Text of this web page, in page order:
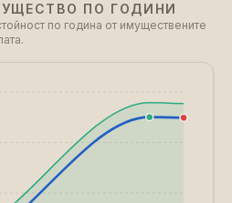
ПО ГОДИНИ
по година от имуществените